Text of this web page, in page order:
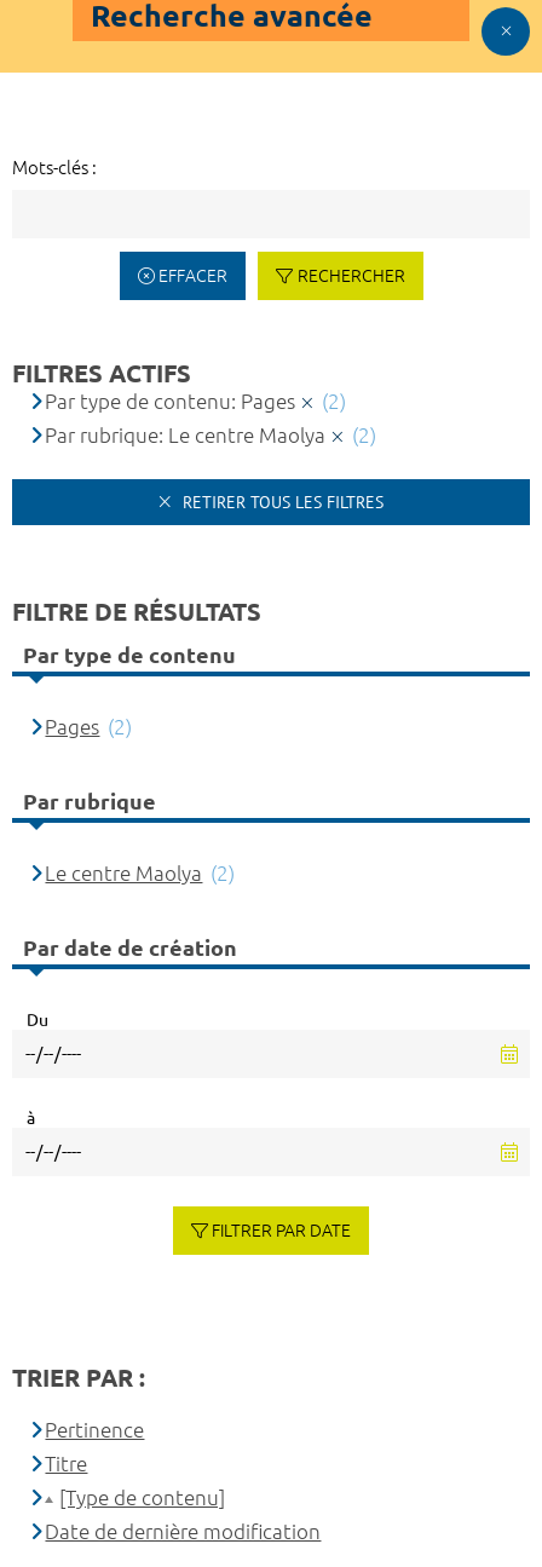
Recherche avancée
Mots-clés :
EFFACER RECHERCHER
FILTRES ACTIFS
Par type de contenu: Pages
(2)
Par rubrique: Le centre Maolya
(2)
RETIRER TOUS LES FILTRES
FILTRE DE RÉSULTATS
Par type de contenu
Pages (2)
Par rubrique
Le centre Maolya (2)
Par date de création
Du
à
FILTRER PAR DATE
TRIER PAR :
Pertinence
Titre
[Type de contenu]
Date de dernière modification